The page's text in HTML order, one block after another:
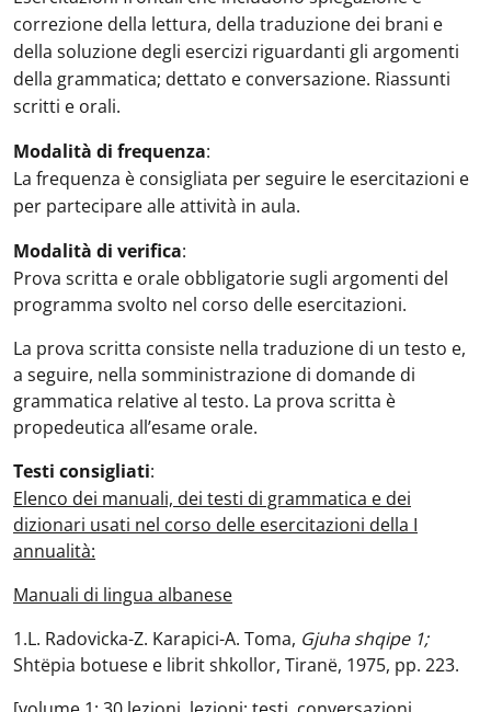
correzione della lettura, della traduzione dei brani e
della soluzione degli esercizi riguardanti gli argomenti
della grammatica; dettato e conversazione. Riassunti
scritti e orali.
Modalità di frequenza:
La frequenza è consigliata per seguire le esercitazioni e
per partecipare alle attività in aula.
Modalità di verifica:
Prova scritta e orale obbligatorie sugli argomenti del
programma svolto nel corso delle esercitazioni.
La prova scritta consiste nella traduzione di un testo e,
a seguire, nella somministrazione di domande di
grammatica relative al testo. La prova scritta è
propedeutica all’esame orale.
Testi consigliati:
Elenco dei manuali, dei testi di grammatica e dei
dizionari usati nel corso delle esercitazioni della I
annualità:
Manuali di lingua albanese
1.L. Radovicka-Z. Karapici-A. Toma, Gjuha shqipe 1;
Shtëpia botuese e librit shkollor, Tiranë, 1975, pp. 223.